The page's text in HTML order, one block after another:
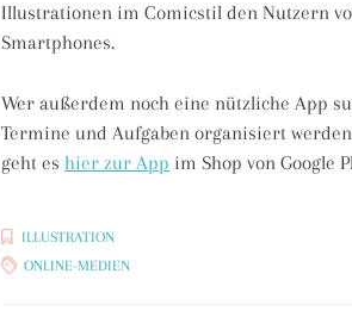
Illustrationen im Comicstil den Nutzern
Smartphones.
Wer außerdem noch eine nützliche App
Termine und Aufgaben organisiert
geht es hier zur App im Shop von Google
ILLUSTRATION
ONLINE-MEDIEN